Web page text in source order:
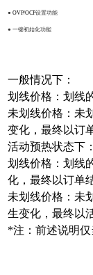
● OVP/OCP设置功能
● 一键初始化功能
一般情况下：
划线价格：划线
未划线价格：未
变化，最终以订
活动预热状态下
划线价格：划线
化，最终以订单
未划线价格：未
生变化，最终以
*注：前述说明